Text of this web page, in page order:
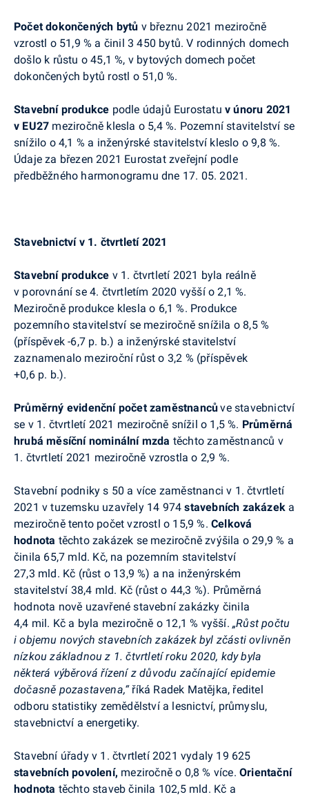
Počet dokončených bytů v březnu 2021 meziročně
vzrostl o 51,9 % a činil 3 450 bytů. V rodinných domech
došlo k růstu o 45,1 %, v bytových domech počet
dokončených bytů rostl o 51,0 %.
Stavební produkce podle údajů Eurostatu v únoru 2021
v EU27 meziročně klesla o 5,4 %. Pozemní stavitelství se
snížilo o 4,1 % a inženýrské stavitelství kleslo o 9,8 %.
Údaje za březen 2021 Eurostatzveřejní podle
předběžného harmonogramu dne 17. 05. 2021.
Stavebnictví v 1. čtvrtletí 2021
Stavební produkce v 1. čtvrtletí 2021 byla reálně
v porovnání se 4. čtvrtletím 2020 vyšší o 2,1 %.
Meziročně produkce klesla o 6,1 %. Produkce
pozemního stavitelství se meziročně snížila o 8,5 %
(příspěvek -6,7 p. b.) a inženýrské stavitelství
zaznamenalo meziroční růst o 3,2 % (příspěvek
+0,6 p. b.).
Průměrný evidenční počet zaměstnancůve stavebnictví
se v 1. čtvrtletí 2021 meziročně snížil o 1,5 %. Průměrná
hrubá měsíční nominální mzda těchto zaměstnanců v
1. čtvrtletí 2021 meziročně vzrostla o 2,9 %.
Stavební podniky s 50 a více zaměstnanci v 1. čtvrtletí
2021 v tuzemsku uzavřely 14 974 stavebních zakázek a
meziročně tento počet vzrostl o 15,9 %. Celková
hodnota těchto zakázek se meziročně zvýšila o 29,9 % a
činila 65,7 mld. Kč, na pozemním stavitelství
27,3 mld. Kč (růst o 13,9 %) a na inženýrském
stavitelství 38,4 mld. Kč (růst o 44,3 %). Průměrná
hodnota nově uzavřené stavební zakázky činila
4,4 mil. Kč a byla meziročně o 12,1 % vyšší. „Růst počtu
i objemu nových stavebních zakázek byl zčásti ovlivněn
nízkou základnou z 1. čtvrtletí roku 2020, kdy byla
některá výběrová řízení z důvodu začínající epidemie
dočasně pozastavena,“říká Radek Matějka, ředitel
odboru statistiky zemědělství a lesnictví, průmyslu,
stavebnictví a energetiky.
Stavební úřady v 1. čtvrtletí 2021 vydaly 19 625
stavebních povolení, meziročně o 0,8 % více.Orientační
hodnota těchto staveb činila 102,5 mld. Kč a